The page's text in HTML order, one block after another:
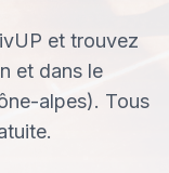
et trouvez
et dans le
alpes). Tous